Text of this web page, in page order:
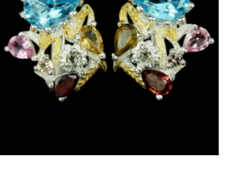
Dans mon panier
APERÇU RAPIDE